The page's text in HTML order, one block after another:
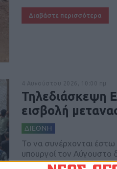
Διαβάστε περισσότερα
Τηλεδιάσκεψη
εισβολή
ΔΙΕΘΝΗ
Το να συνέρχονται έστω
υπουργοί τον Αύγουστο
όμως σήμερα καθώς οι